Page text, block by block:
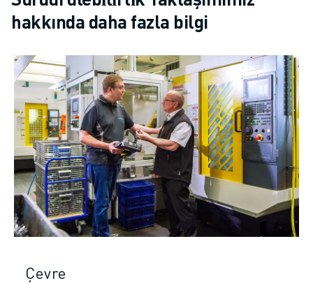
hakkında daha fazla bilgi
Çevre